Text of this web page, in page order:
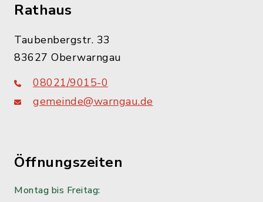
Rathaus
Taubenbergstr. 33
83627 Oberwarngau
08021/9015-0
gemeinde@warngau.de
Öffnungszeiten
Montag bis Freitag: